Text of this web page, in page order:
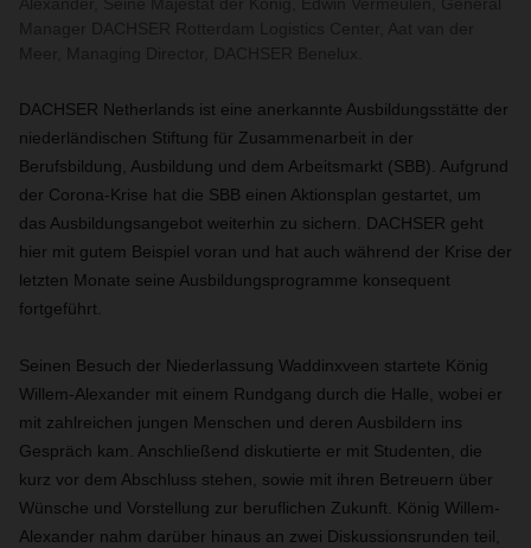
DACHSER Netherlands ist eine anerkannte Ausbildungsstätte der
niederländischen Stiftung für Zusammenarbeit in der
Berufsbildung, Ausbildung und dem Arbeitsmarkt (SBB). Aufgrund
der Corona-Krise hat die SBB einen Aktionsplan gestartet, um
das Ausbildungsangebot weiterhin zu sichern. DACHSER geht
hier mit gutem Beispiel voran und hat auch während der Krise der
letzten Monate seine Ausbildungsprogramme konsequent
fortgeführt.
Seinen Besuch der Niederlassung Waddinxveen startete König
Willem-Alexander mit einem Rundgang durch die Halle, wobei er
mit zahlreichen jungen Menschen und deren Ausbildern ins
Gespräch kam. Anschließend diskutierte er mit Studenten, die
kurz vor dem Abschluss stehen, sowie mit ihren Betreuern über
Wünsche und Vorstellung zur beruflichen Zukunft. König Willem-
Alexander nahm darüber hinaus an zwei Diskussionsrunden teil,